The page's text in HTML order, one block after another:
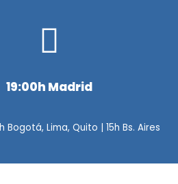
19:00h Madrid
Bogotá, Lima, Quito | 15h Bs. Aires